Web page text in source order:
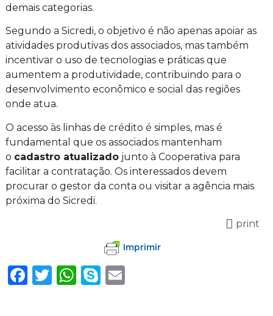
demais categorias.
Segundo a Sicredi, o objetivo é não apenas apoiar as
atividades produtivas dos associados, mas também
incentivar o uso de tecnologias e práticas que
aumentem a produtividade, contribuindo para o
desenvolvimento econômico e social das regiões
onde atua.
O acesso às linhas de crédito é simples, mas é
fundamental que os associados mantenham
o cadastro atualizadojunto à Cooperativa para
facilitar a contratação. Os interessados devem
procurar o gestor da conta ou visitar a agência mais
próxima do Sicredi.
print
Imprimir
Facebook
Twitter
WhatsApp
SkypeEmail